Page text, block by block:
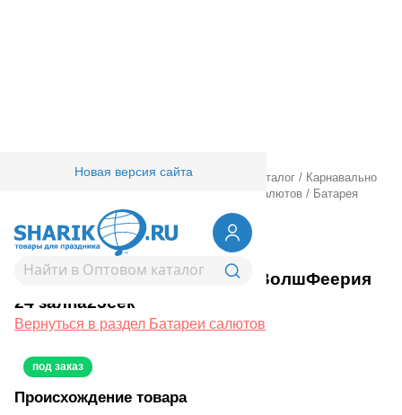
Новая версия сайта
Товары для праздника/ Оптовый каталог / Карнавально
Батареи салютов / Батарея
салютов ВолшФеерия 24 залпа25сек
1510-0041Батарея салютов ВолшФеерия
24 залпа25сек
Вернуться в раздел Батареи салютов
под заказ
Происхождение товара